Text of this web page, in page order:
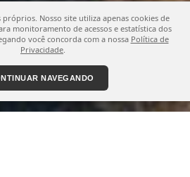
Nosso site utiliza apenas cookies de
monitoramento de acessos e estatística dos
você concorda com a nossa Política de
Privacidade.
NAVEGANDO